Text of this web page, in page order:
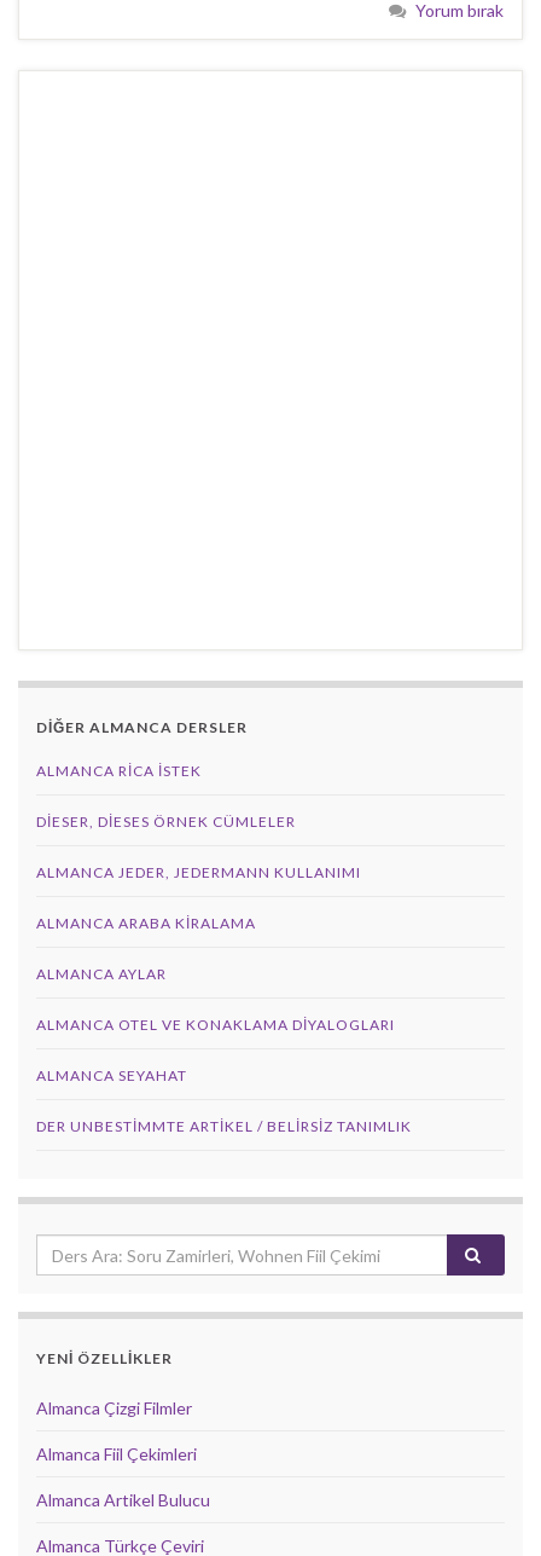
Yorum bırak
DİĞER ALMANCA DERSLER
ALMANCA RICA İSTEK
DIESER, DIESES ÖRNEK CÜMLELER
ALMANCA JEDER, JEDERMANN KULLANIMI
ALMANCA ARABA KIRALAMA
ALMANCA AYLAR
ALMANCA OTEL VE KONAKLAMA DIYALOGLARI
ALMANCA SEYAHAT
DER UNBESTIMMTE ARTIKEL / BELIRSIZ TANIMLIK
YENİ ÖZELLİKLER
Almanca Çizgi Filmler
Almanca Fiil Çekimleri
Almanca Artikel Bulucu
Almanca Türkçe Çeviri